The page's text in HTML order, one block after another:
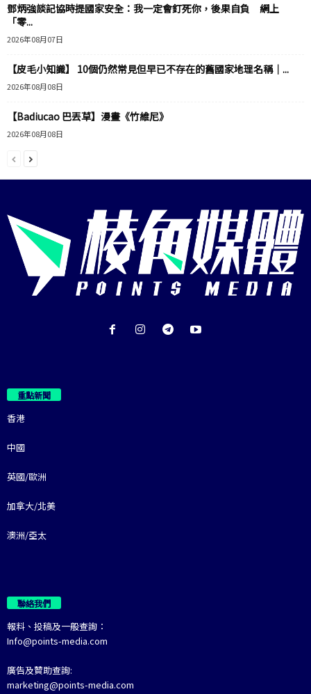
鄧炳強談記協時提國家安全：我一定會釘死你，後果自負 網上
「零...
2026年08月07日
【皮毛小知識】 10個仍然常見但早已不存在的舊國家地理名稱｜...
2026年08月08日
【Badiucao 巴丟草】漫畫《竹維尼》
2026年08月08日
重點新聞
香港
中國
英國/歐洲
加拿大/北美
澳洲/亞太
聯絡我們
報料、投稿及一般查詢：
Info@points-media.com
廣告及贊助查詢:
marketing@points-media.com